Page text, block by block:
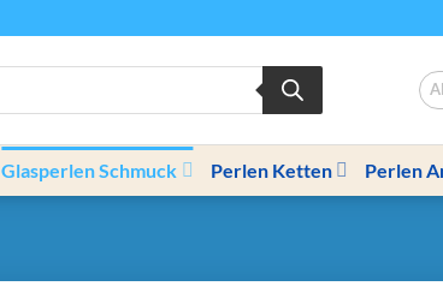
Glasperlen Schmuck Perlen Ketten Perlen